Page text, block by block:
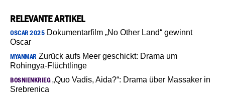
RELEVANTE ARTIKEL
OSCAR 2025 Dokumentarfilm „No Other Land“ gewinnt
Oscar
MYANMAR Zurück aufs Meer geschickt: Drama um
Rohingya-Flüchtlinge
BOSNIENKRIEG„Quo Vadis, Aida?“: Drama über Massaker in
Srebrenica